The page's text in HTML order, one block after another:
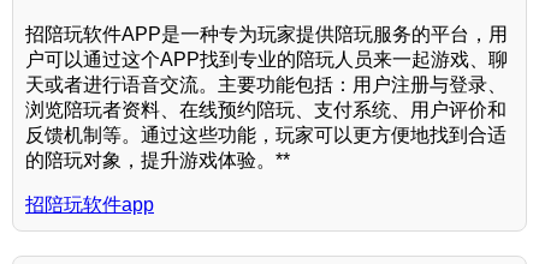
招陪玩软件APP是一种专为玩家提供陪玩服务的平台，用
户可以通过这个APP找到专业的陪玩人员来一起游戏、聊
天或者进行语音交流。主要功能包括：用户注册与登录、
浏览陪玩者资料、在线预约陪玩、支付系统、用户评价和
反馈机制等。通过这些功能，玩家可以更方便地找到合适
的陪玩对象，提升游戏体验。**
招陪玩软件app